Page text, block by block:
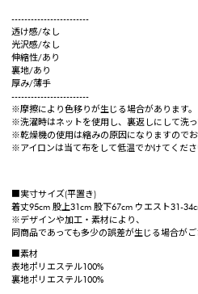
------------------------
透け感/なし
光沢感/なし
伸縮性/あり
裏地/あり
厚み/薄手
------------------------
※摩擦により色移りが生じる場合があります。
※洗濯時はネットを使用し、裏返しにして洗っ
※乾燥機の使用は縮みの原因になりますのでお
※アイロンは当て布をして低温でかけてくださ
■実寸サイズ(平置き)
着丈95cm 股上31cm 股下67cm ウエスト31-
※デザインや加工・素材により、
同商品であっても多少の誤差が生じる場合がご
■素材
表地ポリエステル100%
裏地ポリエステル100%